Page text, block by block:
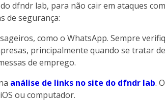
dfndr lab, para não cair em ataques
de segurança:
como o WhatsApp. Sempre
principalmente quando se tratar de
de emprego.
análise de links no site do dfndr lab. O
ou computador.